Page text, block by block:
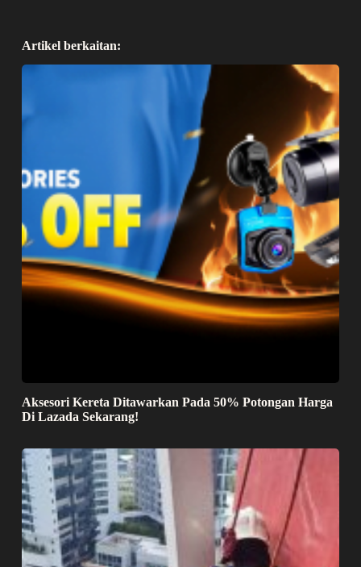
Artikel berkaitan:
Aksesori Kereta Ditawarkan Pada 50% Potongan Harga
Di Lazada Sekarang!